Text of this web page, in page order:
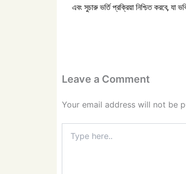
এবং সুচারু ভর্তি প্রক্রিয়া নিশ্চিত করবে,
Leave a Comment
Your email address will not be
here..